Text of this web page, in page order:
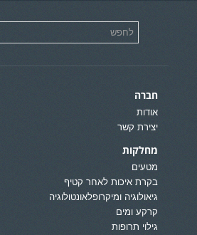
חברה
אודות
יצירת קשר
מחלקות
מטעים
בקרת איכות לאחר קטיף
גיאולוגיה ומיקרופלאונטולוגיה
קרקע ומים
גילוי תרופות